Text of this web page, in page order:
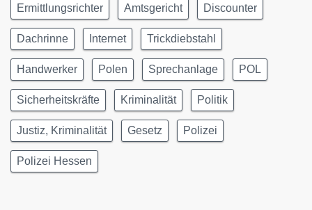
Ermittlungsrichter Amtsgericht Discounter
Dachrinne Internet Trickdiebstahl
Handwerker Polen Sprechanlage POL
Sicherheitskräfte Kriminalität Politik
Justiz, Kriminalität Gesetz Polizei
Polizei Hessen